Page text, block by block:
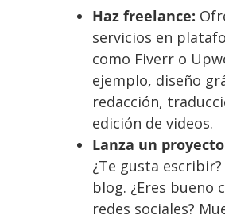
Haz freelance:
servicios en
como Fiverr o
ejemplo, diseño
redacción,
edición de videos.
Lanza un
¿Te gusta escribir?
blog. ¿Eres bueno
redes sociales?